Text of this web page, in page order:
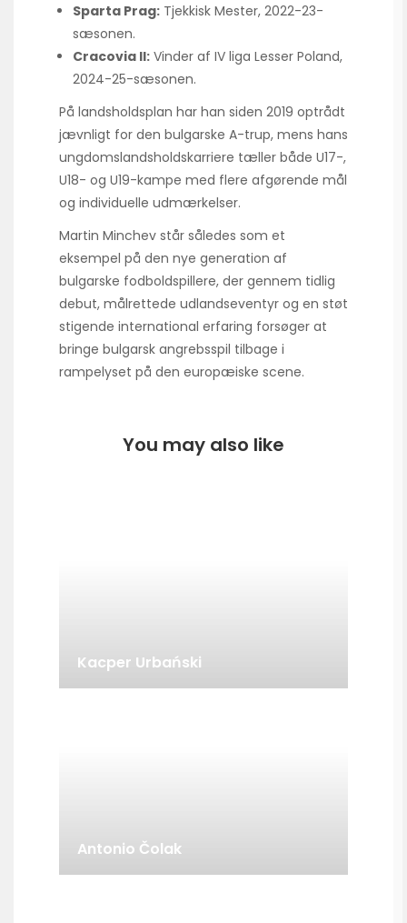
Sparta Prag: Tjekkisk Mester, 2022-23-
sæsonen.
Cracovia II: Vinder af IV liga Lesser Poland,
2024-25-sæsonen.
På landsholdsplan har han siden 2019 optrådt
jævnligt for den bulgarske A-trup, mens hans
ungdomslandsholdskarriere tæller både U17-,
U18- og U19-kampe med flere afgørende mål
og individuelle udmærkelser.
Martin Minchev står således som et
eksempel på den nye generation af
bulgarske fodboldspillere, der gennem tidlig
debut, målrettede udlandseventyr og en støt
stigende international erfaring forsøger at
bringe bulgarsk angrebsspil tilbage i
rampelyset på den europæiske scene.
You may also like
Kacper Urbański
Antonio Čolak